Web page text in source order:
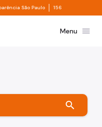
de acesso à informação
São Paulo Divisor de
156
PauloMenu menu
search